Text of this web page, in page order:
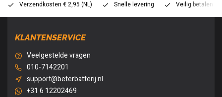
Verzendkosten € 2,95 (NL) Snelle levering Veilig betalen
KLANTENSERVICE
Veelgestelde vragen
010-7142201
support@beterbatterij.nl
+31 6 12202469